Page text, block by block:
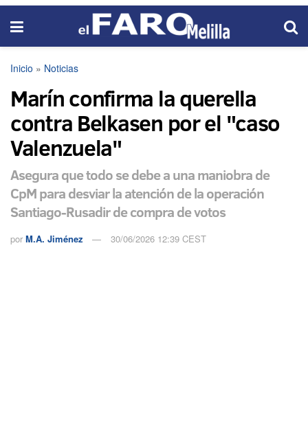
Inicio » Noticias
Marín confirma la querella
contra Belkasen por el "caso
Valenzuela"
Asegura que todo se debe a una maniobra de
CpM para desviar la atención de la operación
Santiago-Rusadir de compra de votos
por M.A. Jiménez 30/06/2026 12:39 CEST